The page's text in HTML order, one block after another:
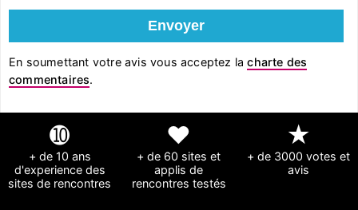
En soumettant votre avis vous acceptez lacharte des
commentaires.
➓
+ de 10 ans
d'experience des
sites de rencontres
❤
+ de 60 sites et
applis de
rencontres testés
★
+ de 3000 votes et
avis